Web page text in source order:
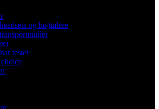
og højttalere
testet